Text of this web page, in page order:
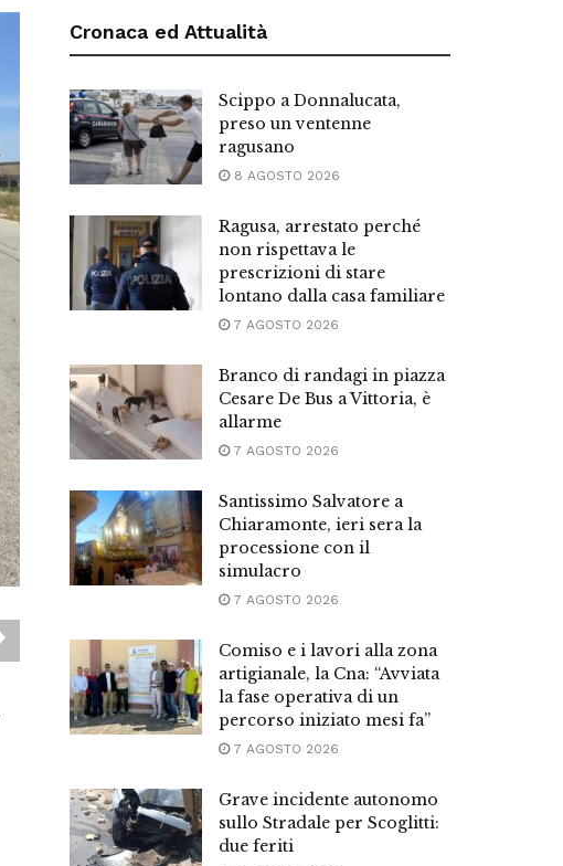
Cronaca ed Attualità
Scippo a Donnalucata,
preso un ventenne
ragusano
8 AGOSTO 2026
Ragusa, arrestato perché
non rispettava le
prescrizioni di stare
lontano dalla casa familiare
7 AGOSTO 2026
Branco di randagi in piazza
Cesare De Bus a Vittoria, è
allarme
7 AGOSTO 2026
Santissimo Salvatore a
Chiaramonte, ieri sera la
processione con il
simulacro
7 AGOSTO 2026
Comiso e i lavori alla zona
artigianale, la Cna: “Avviata
la fase operativa di un
percorso iniziato mesi fa”
7 AGOSTO 2026
Grave incidente autonomo
sullo Stradale per Scoglitti:
due feriti